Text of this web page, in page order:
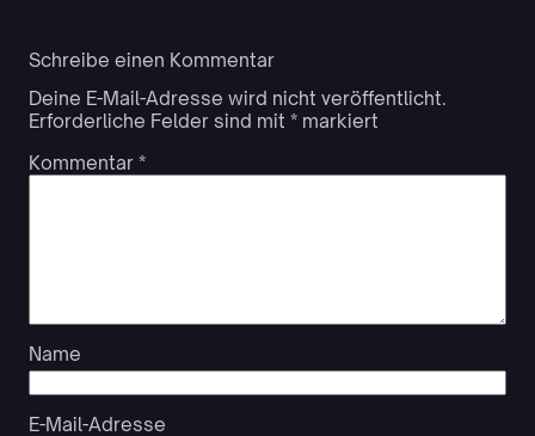
Schreibe einen Kommentar
Deine E-Mail-Adresse wird nicht veröffentlicht.
Erforderliche Felder sind mit * markiert
Kommentar *
Name
E-Mail-Adresse